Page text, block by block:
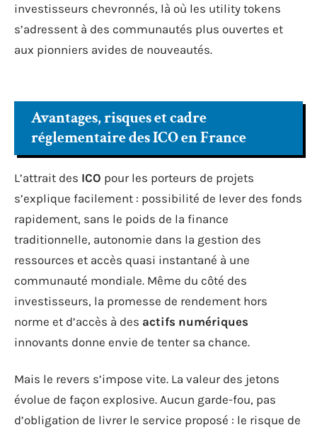
investisseurs chevronnés, là où les utility tokens
s’adressent à des communautés plus ouvertes et
aux pionniers avides de nouveautés.
Avantages, risques et cadre
réglementaire des ICO en France
L’attrait des ICO pour les porteurs de projets
s’explique facilement : possibilité de lever des fonds
rapidement, sans le poids de la finance
traditionnelle, autonomie dans la gestion des
ressources et accès quasi instantané à une
communauté mondiale. Même du côté des
investisseurs, la promesse de rendement hors
norme et d’accès à des actifs numériques
innovants donne envie de tenter sa chance.
Mais le revers s’impose vite. La valeur des jetons
évolue de façon explosive. Aucun garde-fou, pas
d’obligation de livrer le service proposé : le risque de